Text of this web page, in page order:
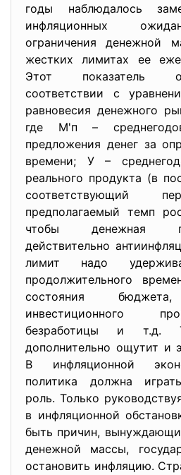
годы наблюдалось
инфляционных
ограничения денежной
жестких лимитах ее
Этот показатель
соответствии с
равновесия денежного
где М'п –
предложения денег за
времени; У –
реального продукта (в
предполагаемый темп
чтобы денежная
действительно
лимит надо
продолжительного
состояния бюджета,
инвестиционного
безработицы и т.д.
дополнительно ощутит и
В инфляционной
политика должна
роль. Только
в инфляционной
быть причин,
денежной массы,
остановить инфляцию.